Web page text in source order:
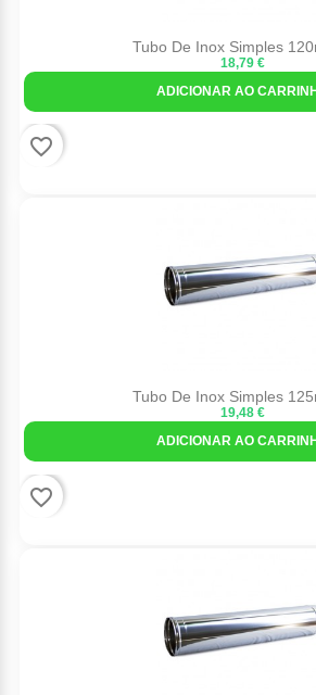
Tubo De Inox Simples
18,79 €
ADICIONAR AO
favorite_border
Tubo De Inox Simples
19,48 €
ADICIONAR AO
favorite_border